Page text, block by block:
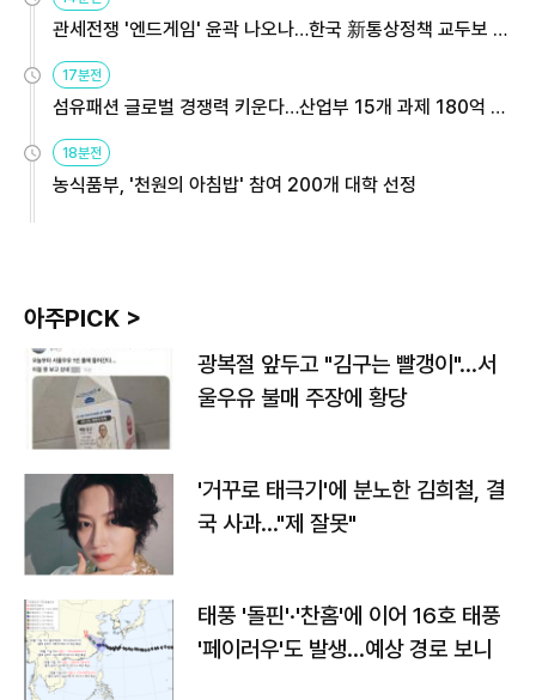
관세전쟁 '엔드게임' 윤곽 나오나…한국 新통상정책 교두보 활
용해야
17분전
섬유패션 글로벌 경쟁력 키운다…산업부 15개 과제 180억 지
원
18분전
농식품부, '천원의 아침밥' 참여 200개 대학 선정
아주PICK >
광복절 앞두고 "김구는 빨갱이"…서
울우유 불매 주장에 황당
'거꾸로 태극기'에 분노한 김희철, 결
국 사과…"제 잘못"
태풍 '돌핀'·'찬홈'에 이어 16호 태풍
'페이러우'도 발생…예상 경로 보니